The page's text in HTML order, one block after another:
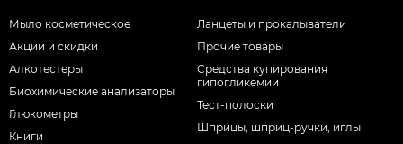
Мыло косметическое
Акции и скидки
Алкотестеры
Биохимические анализаторы
Глюкометры
Книги
Ланцеты и прокалыватели
Прочие товары
Средства купирования
гипогликемии
Тест-полоски
Шприцы, шприц-ручки, иглы